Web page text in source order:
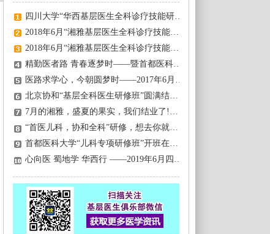
四川大学“华西基层医生全科诊疗技能研修班”来啦
2018年6月“湘雅基层医生全科诊疗技能提升研修班”闪亮开班！
2018年6月“湘雅基层医生全科诊疗技能提升研修班”，圆满结业!
精勤医者路 青春逐梦时——暨首都医科大学基层全科医生儿科专项提升研修班开班庆典！
医路求学心，今朝圆梦时——2017年6月北京协和“基层全科医生研修班”闪亮开班！
北京协和“基层全科医生研修班”圆满结业！
7月的湘雅，盛夏的果实，我们结业了!——热烈祝贺2018湘雅研修班4期圆满落幕！
“首医儿科，协和全科”研修，想去你就来，学费我们付！
首都医科大学“儿科专项研修班”开班在即，更专业、更实用，现在就可以报名！
心向医 蜀地学 华西行 ——2019年6月四川大学“华西基层医生全科研修班”圆满结业！